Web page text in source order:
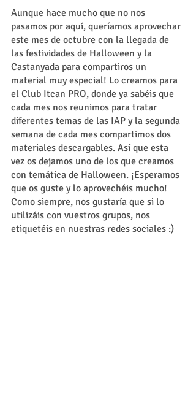
Aunque hace mucho que no nos
pasamos por aquí, queríamos aprovechar
este mes de octubre con la llegada de
las festividades de Halloween y la
Castanyada para compartiros un
material muy especial! Lo creamos para
el Club Itcan PRO, donde ya sabéis que
cada mes nos reunimos para tratar
diferentes temas de las IAP y la segunda
semana de cada mes compartimos dos
materiales descargables. Así que esta
vez os dejamos uno de los que creamos
con temática de Halloween. ¡Esperamos
que os guste y lo aprovechéis mucho!
Como siempre, nos gustaría que si lo
utilizáis con vuestros grupos, nos
etiquetéis en nuestras redes sociales :)